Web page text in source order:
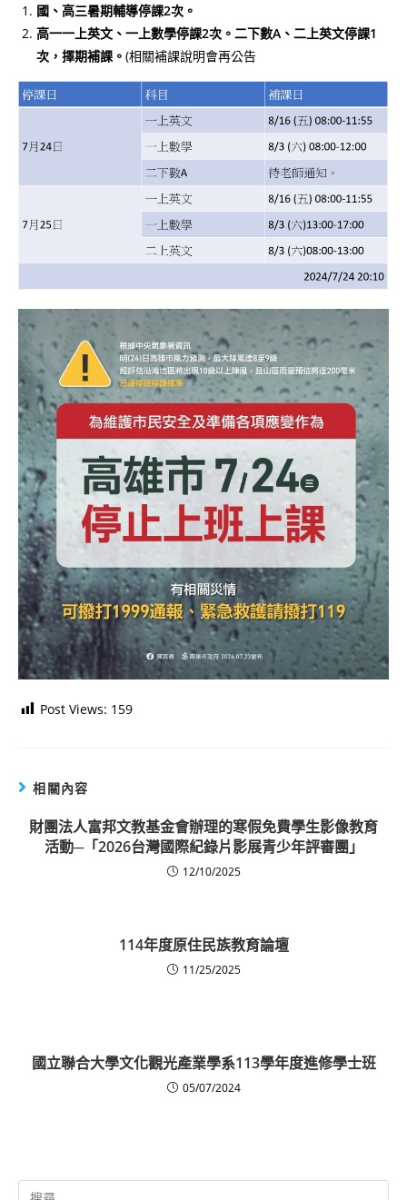
國、高三暑期輔導停課2次。
高一一上英文、一上數學停課2次。二下數A、二上英文停課1
次，擇期補課。 (相關補課說明會再公告
Post Views: 159
相關內容
財團法人富邦文教基金會辦理的寒假免費學生影像教育
活動─「2026台灣國際紀錄片影展青少年評審團」
12/10/2025
114年度原住民族教育論壇
11/25/2025
國立聯合大學文化觀光產業學系113學年度進修學士班
05/07/2024
Search